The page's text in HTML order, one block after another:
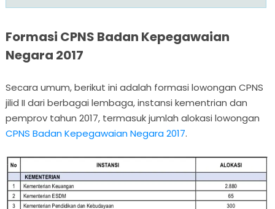
Formasi CPNS Badan Kepegawaian
Negara 2017
Secara umum, berikut ini adalah formasi lowongan CPNS
jilid II dari berbagai lembaga, instansi kementrian dan
pemprov tahun 2017, termasuk jumlah alokasi lowongan
CPNS Badan Kepegawaian Negara 2017.